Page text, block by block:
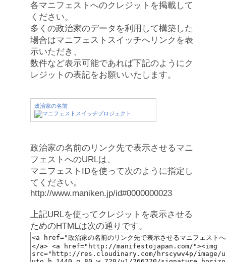
各マニフェストへのクレジットを掲載して
ください。
多くの政治家のデータを利用して構築した
場合はマニフェストスイッチへリンクを表
示いただき、
数件など表示可能であれば下記のようにク
レジットの表記をお願いいたします。
政治家の名前
政治家の名前のリンク先で表示させるマニ
フェストへのURLは、
マニフェストIDを使って次のように指定し
てください。
http://www.maniken.jp/id#0000000023
上記URLを使ってクレジットを表示させる
ためのHTMLは次の通りです。